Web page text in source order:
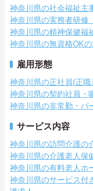
神奈川県の社会福祉主
神奈川県の実務者研修
神奈川県の精神保健福
神奈川県の無資格OKの
雇用形態
神奈川県の正社員(正職
神奈川県の契約社員・
神奈川県の非常勤・パ
サービス内容
神奈川県の訪問介護の
神奈川県の介護老人保
神奈川県の有料老人ホ
神奈川県のサービス付